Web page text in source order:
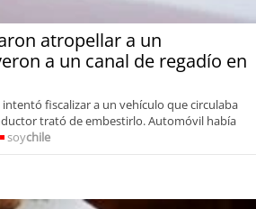
atropellar a un
a un canal de regadío en
fiscalizar a un vehículo que circulaba
trató de embestirlo. Automóvil había
soychile